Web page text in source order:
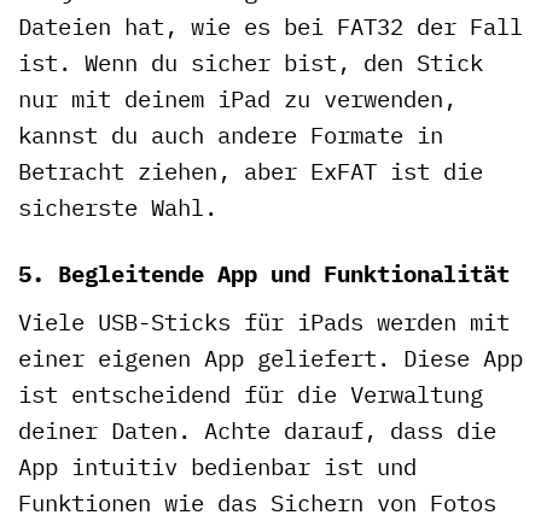
Dateien hat, wie es bei FAT32 der Fall
ist. Wenn du sicher bist, den Stick
nur mit deinem iPad zu verwenden,
kannst du auch andere Formate in
Betracht ziehen, aber ExFAT ist die
sicherste Wahl.
5. Begleitende App und Funktionalität
Viele USB-Sticks für iPads werden mit
einer eigenen App geliefert. Diese App
ist entscheidend für die Verwaltung
deiner Daten. Achte darauf, dass die
App intuitiv bedienbar ist und
Funktionen wie das Sichern von Fotos